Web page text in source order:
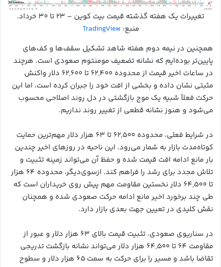
تغییرات یک هفته گذشته قیمت بیت کوین – ۲۳ تا ۳۰ خرداد.
منبع: TradingView
همچنین در نیمه دوم هفته شاهد تشکیل سقف‌ها و کف‌های
پایین‌تر بوده‌ایم که نشانه تضعیف مومنتوم صعودی است. هرچند
در ساعات اخیر قیمت از محدوده ۶۲,۴۰۰ تا ۶۲,۶۰۰ دلار واکنش
مثبتی نشان داده و بخشی از افت خود را جبران کرده است، اما این
حرکت فعلاً شبیه یک موج بازگشتی در دل روند اصلاحی محسوب
می‌شود و هنوز نشانه قطعی از تغییر روند نداریم.
در شرایط فعلی، محدوده ۶۲,۵۰۰ تا ۶۳ هزار دلار مهم‌ترین حمایت
کوتاه‌مدت بازار به شمار می‌رود. این ناحیه در روزهای اخیر چندین
بار مانع ادامه افت قیمت شده و حفظ آن می‌تواند زمینه تثبیت و
تلاش مجدد برای رشد را فراهم کند. ازسوی‌دیگر، محدوده ۶۴ هزار
تا ۶۴,۵۰۰ دلار نخستین مقاومت مهم پیش روی خریداران است که
طی چند برخورد اخیر مانع ادامه حرکت صعودی شده و همچنان
نقش کلیدی در تعیین جهت بعدی بازار دارد.
در سناریوی صعودی، تثبیت قیمت بالای ۶۳ هزار دلار و عبور از
مقاومت ۶۴ تا ۶۴,۵۰۰ هزار دلار می‌تواند نشانه بازگشت تدریجی
تقاضا باشد و مسیر را برای حرکت به سمت ۶۵ هزار دلار و سطوح